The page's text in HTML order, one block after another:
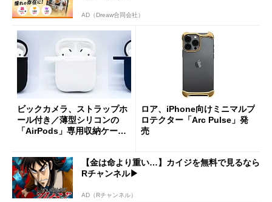
AD（Dreaw合同会社）
ビックカメラ、ストラップホ
ール付き／薄型シリコンの
「AirPods」専用収納ケース
ロア、iPhone向けミニマルプ
ロテクター「Arc Pulse」発
売
【金は命より重い…】カイジを無料で見るなら
Rチャンネル▶︎
AD（Rチャンネル）